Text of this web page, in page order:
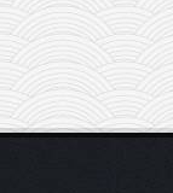
в
одной
поездке
Киева